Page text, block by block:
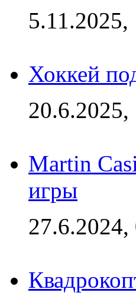
5.11.2025,
Хоккей
20.6.2025,
Martin
игры
27.6.2024,